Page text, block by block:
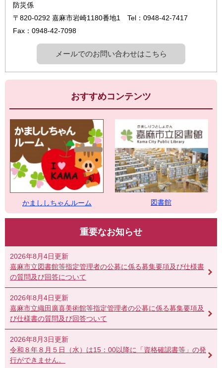
防災係
〒820-0292 嘉麻市岩崎1180番地1
Tel：0948-42-7417
Fax：0948-42-7098
メールでのお問い合わせはこちら
おすすめコンテンツ
かまししちゃんルーム 図書館
重要なお知らせ
2026年8月4日更新
嘉麻市立図書館等指定管理者の公募に係る募集要項及び仕様書
の質問及び回答について
2026年8月4日更新
嘉麻市立織田廣喜美術館等指定管理者の公募に係る募集要項及
び仕様書の質問及び回答ついて
2026年8月3日更新
令和８年８月５日（水）は15：00以降に「資格確認書等」の発
行ができません。